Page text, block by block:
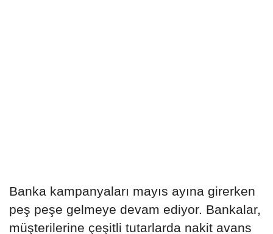
Banka kampanyaları mayıs ayına girerken
peş peşe gelmeye devam ediyor. Bankalar,
müşterilerine çeşitli tutarlarda nakit avans